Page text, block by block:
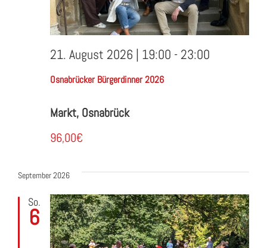
Osnabrücker Bürgerdinner 2026
21. August 2026 | 19:00 - 23:00
Markt, Osnabrück
96,00€
September 2026
So.
6